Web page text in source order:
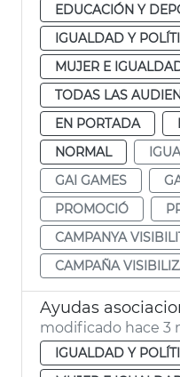
EDUCACIÓN Y
IGUALDAD Y
MUJER E
TODAS LAS
EN PORTADA
NORMAL
GAI GAMES
PROMOCIÓ
CAMPANYA
CAMPAÑA
modificado hace 3
IGUALDAD Y